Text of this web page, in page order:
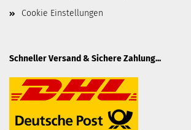
Cookie Einstellungen
Schneller Versand & Sichere Zahlung...